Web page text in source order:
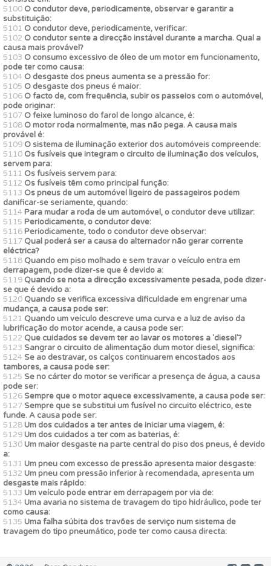
5100 O condutor deve, periodicamente, observar e garantir a
substituição:
5101 O condutor deve, periodicamente, verificar:
5102 O condutor sente a direcção instável durante a marcha. Qual a
causa mais provável?
5103 O consumo excessivo de óleo de um motor em funcionamento,
pode ter como causa:
5104 O desgaste dos pneus aumenta se a pressão for:
5105 O desgaste dos pneus é maior:
5106 O facto de, com frequência, subir os passeios com o automóvel,
pode originar:
5107 O feixe luminoso do farol de longo alcance, é:
5108 O motor roda normalmente, mas não pega. A causa mais
provável é:
5109 O sistema de iluminação exterior dos automóveis compreende:
5110 Os fusíveis que integram o circuito de iluminação dos veículos,
servem para:
5111 Os fusíveis servem para:
5112 Os fusíveis têm como principal função:
5113 Os pneus de um automóvel ligeiro de passageiros podem
danificar-se seriamente, quando:
5114Para mudar a roda de um automóvel, o condutor deve utilizar:
5115 Periodicamente, o condutor deve:
5116Periodicamente, todo o condutor deve observar:
5117 Qual poderá ser a causa do alternador não gerar corrente
eléctrica?
5118 Quando em piso molhado e sem travar o veículo entra em
derrapagem, pode dizer-se que é devido a:
5119 Quando se nota a direcção excessivamente pesada, pode dizer-
se que é devido a:
5120 Quando se verifica excessiva dificuldade em engrenar uma
mudança, a causa pode ser:
5121 Quando um veículo descreve uma curva e a luz de aviso da
lubrificação do motor acende, a causa pode ser:
5122 Que cuidados se devem ter ao lavar os motores a 'diesel'?
5123 Sangrar o circuito de alimentação dum motor diesel, significa:
5124 Se ao destravar, os calços continuarem encostados aos
tambores, a causa pode ser:
5125 Se no cárter do motor se verificar a presença de água, a causa
pode ser:
5126 Sempre que o motor aquece excessivamente, a causa pode ser:
5127 Sempre que se substitui um fusível no circuito eléctrico, este
funde. A causa pode ser:
5128Um dos cuidados a ter antes de iniciar uma viagem, é:
5129Um dos cuidados a ter com as baterias, é:
5130Um maior desgaste na parte central do piso dos pneus, é devido
a:
5131 Um pneu com excesso de pressão apresenta maior desgaste:
5132 Um pneu com pressão inferior à recomendada, apresenta um
desgaste mais rápido:
5133 Um veículo pode entrar em derrapagem por via de:
5134Uma avaria no sistema de travagem do tipo hidráulico, pode ter
como causa:
5135 Uma falha súbita dos travões de serviço num sistema de
travagem do tipo pneumático, pode ter como causa directa: